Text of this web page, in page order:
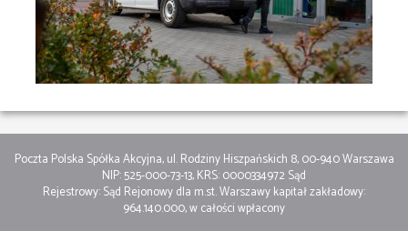
Poczta Polska Spółka Akcyjna, ul. Rodziny Hiszpańskich 8, 00-940 Warszawa
NIP: 525-000-73-13, KRS: 0000334972 Sąd
Rejestrowy: Sąd Rejonowy dla m.st. Warszawy kapitał zakładowy:
964.140.000, w całości wpłacony